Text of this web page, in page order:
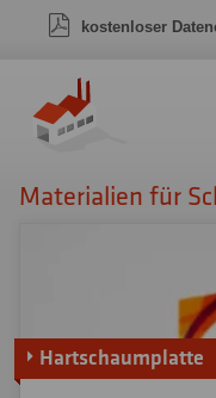
kostenloser
Materialien für
Hartschaumplatte